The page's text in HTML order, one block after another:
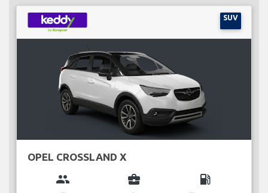
SUV
OPEL CROSSLAND X
group business_center local_gas_station